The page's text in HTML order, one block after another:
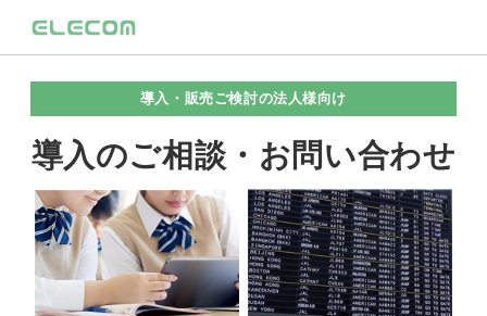
導入・販売ご検討の法人様向け
導入のご相談・お問い合わせ